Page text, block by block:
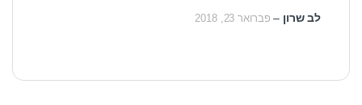
לב שרון – פברואר 23, 2018